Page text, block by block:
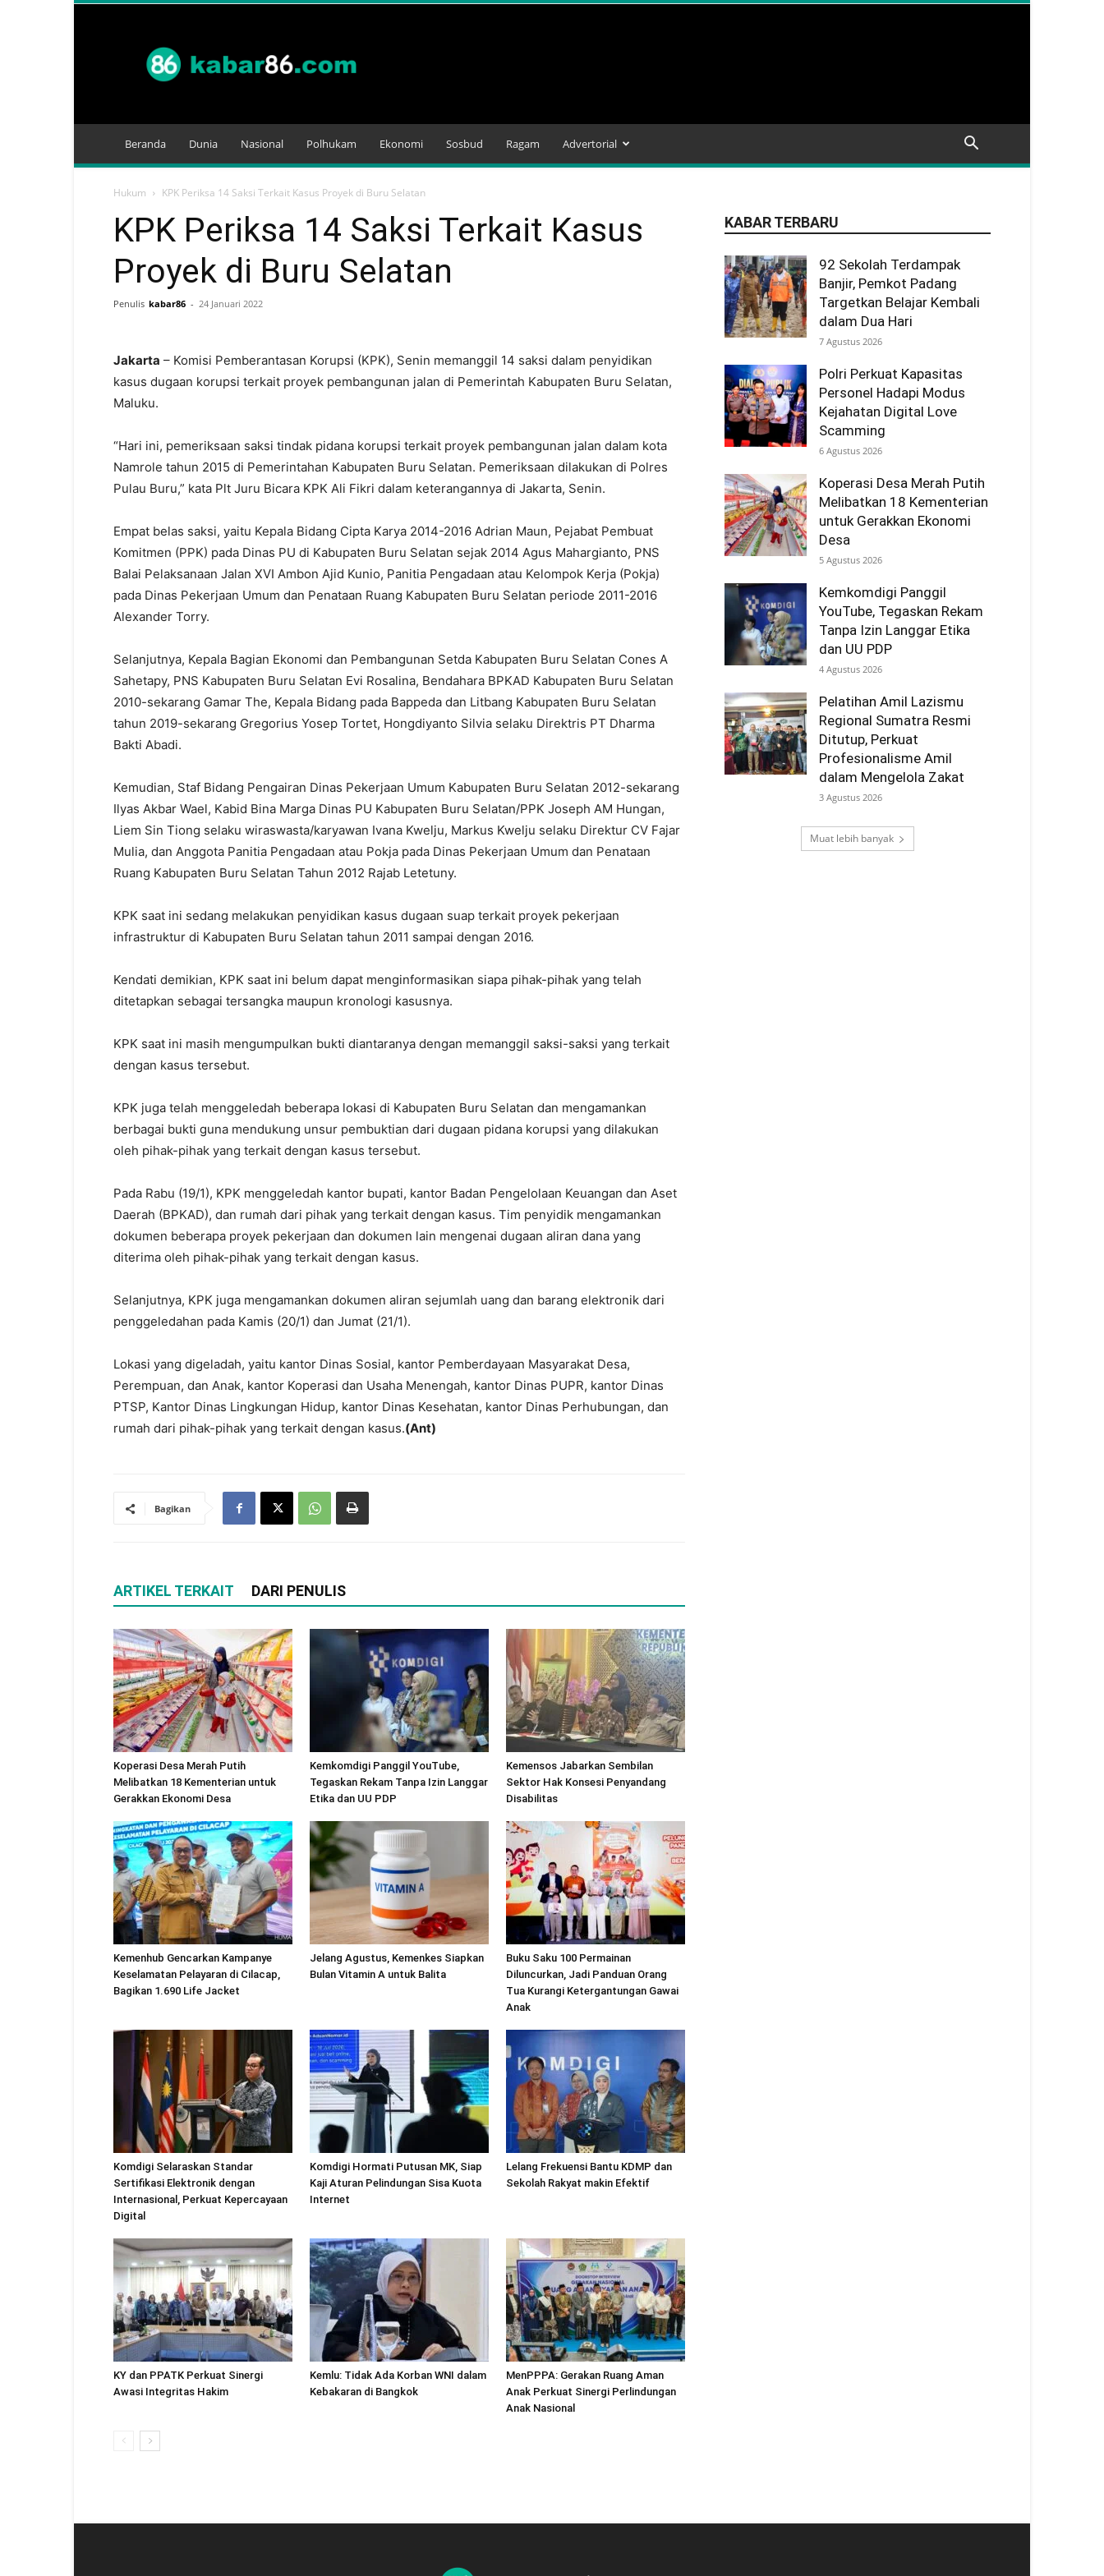
Beranda Dunia Nasional Polhukam Ekonomi Sosbud Ragam Advertorial
Hukum KPK Periksa 14 Saksi Terkait Kasus Proyek di Buru Selatan
KPK Periksa 14 Saksi Terkait Kasus
Proyek di Buru Selatan
Penulis kabar86 - 24 Januari 2022
Jakarta – Komisi Pemberantasan Korupsi (KPK), Senin memanggil 14 saksi dalam penyidikan
kasus dugaan korupsi terkait proyek pembangunan jalan di Pemerintah Kabupaten Buru Selatan,
Maluku.
“Hari ini, pemeriksaan saksi tindak pidana korupsi terkait proyek pembangunan jalan dalam kota
Namrole tahun 2015 di Pemerintahan Kabupaten Buru Selatan. Pemeriksaan dilakukan di Polres
Pulau Buru,” kata Plt Juru Bicara KPK Ali Fikri dalam keterangannya di Jakarta, Senin.
Empat belas saksi, yaitu Kepala Bidang Cipta Karya 2014-2016 Adrian Maun, Pejabat Pembuat
Komitmen (PPK) pada Dinas PU di Kabupaten Buru Selatan sejak 2014 Agus Mahargianto, PNS
Balai Pelaksanaan Jalan XVI Ambon Ajid Kunio, Panitia Pengadaan atau Kelompok Kerja (Pokja)
pada Dinas Pekerjaan Umum dan Penataan Ruang Kabupaten Buru Selatan periode 2011-2016
Alexander Torry.
Selanjutnya, Kepala Bagian Ekonomi dan Pembangunan Setda Kabupaten Buru Selatan Cones A
Sahetapy, PNS Kabupaten Buru Selatan Evi Rosalina, Bendahara BPKAD Kabupaten Buru Selatan
2010-sekarang Gamar The, Kepala Bidang pada Bappeda dan Litbang Kabupaten Buru Selatan
tahun 2019-sekarang Gregorius Yosep Tortet, Hongdiyanto Silvia selaku Direktris PT Dharma
Bakti Abadi.
Kemudian, Staf Bidang Pengairan Dinas Pekerjaan Umum Kabupaten Buru Selatan 2012-sekarang
Ilyas Akbar Wael, Kabid Bina Marga Dinas PU Kabupaten Buru Selatan/PPK Joseph AM Hungan,
Liem Sin Tiong selaku wiraswasta/karyawan Ivana Kwelju, Markus Kwelju selaku Direktur CV Fajar
Mulia, dan Anggota Panitia Pengadaan atau Pokja pada Dinas Pekerjaan Umum dan Penataan
Ruang Kabupaten Buru Selatan Tahun 2012 Rajab Letetuny.
KPK saat ini sedang melakukan penyidikan kasus dugaan suap terkait proyek pekerjaan
infrastruktur di Kabupaten Buru Selatan tahun 2011 sampai dengan 2016.
Kendati demikian, KPK saat ini belum dapat menginformasikan siapa pihak-pihak yang telah
ditetapkan sebagai tersangka maupun kronologi kasusnya.
KPK saat ini masih mengumpulkan bukti diantaranya dengan memanggil saksi-saksi yang terkait
dengan kasus tersebut.
KPK juga telah menggeledah beberapa lokasi di Kabupaten Buru Selatan dan mengamankan
berbagai bukti guna mendukung unsur pembuktian dari dugaan pidana korupsi yang dilakukan
oleh pihak-pihak yang terkait dengan kasus tersebut.
Pada Rabu (19/1), KPK menggeledah kantor bupati, kantor Badan Pengelolaan Keuangan dan Aset
Daerah (BPKAD), dan rumah dari pihak yang terkait dengan kasus. Tim penyidik mengamankan
dokumen beberapa proyek pekerjaan dan dokumen lain mengenai dugaan aliran dana yang
diterima oleh pihak-pihak yang terkait dengan kasus.
Selanjutnya, KPK juga mengamankan dokumen aliran sejumlah uang dan barang elektronik dari
penggeledahan pada Kamis (20/1) dan Jumat (21/1).
Lokasi yang digeladah, yaitu kantor Dinas Sosial, kantor Pemberdayaan Masyarakat Desa,
Perempuan, dan Anak, kantor Koperasi dan Usaha Menengah, kantor Dinas PUPR, kantor Dinas
PTSP, Kantor Dinas Lingkungan Hidup, kantor Dinas Kesehatan, kantor Dinas Perhubungan, dan
rumah dari pihak-pihak yang terkait dengan kasus.(Ant)
Bagikan
ARTIKEL TERKAIT DARI PENULIS
Koperasi Desa Merah Putih
Melibatkan 18 Kementerian untuk
Gerakkan Ekonomi Desa
Kemkomdigi Panggil YouTube,
Tegaskan Rekam Tanpa Izin Langgar
Etika dan UU PDP
Kemensos Jabarkan Sembilan
Sektor Hak Konsesi Penyandang
Disabilitas
Kemenhub Gencarkan Kampanye
Keselamatan Pelayaran di Cilacap,
Bagikan 1.690 Life Jacket
Jelang Agustus, Kemenkes Siapkan
Bulan Vitamin A untuk Balita
Buku Saku 100 Permainan
Diluncurkan, Jadi Panduan Orang
Tua Kurangi Ketergantungan Gawai
Anak
Komdigi Selaraskan Standar
Sertifikasi Elektronik dengan
Internasional, Perkuat Kepercayaan
Digital
Komdigi Hormati Putusan MK, Siap
Kaji Aturan Pelindungan Sisa Kuota
Internet
Lelang Frekuensi Bantu KDMP dan
Sekolah Rakyat makin Efektif
KY dan PPATK Perkuat Sinergi
Awasi Integritas Hakim
Kemlu: Tidak Ada Korban WNI dalam
Kebakaran di Bangkok
MenPPPA: Gerakan Ruang Aman
Anak Perkuat Sinergi Perlindungan
Anak Nasional
KABAR TERBARU
92 Sekolah Terdampak
Banjir, Pemkot Padang
Targetkan Belajar Kembali
dalam Dua Hari
7 Agustus 2026
Polri Perkuat Kapasitas
Personel Hadapi Modus
Kejahatan Digital Love
Scamming
6 Agustus 2026
Koperasi Desa Merah Putih
Melibatkan 18 Kementerian
untuk Gerakkan Ekonomi
Desa
5 Agustus 2026
Kemkomdigi Panggil
YouTube, Tegaskan Rekam
Tanpa Izin Langgar Etika
dan UU PDP
4 Agustus 2026
Pelatihan Amil Lazismu
Regional Sumatra Resmi
Ditutup, Perkuat
Profesionalisme Amil
dalam Mengelola Zakat
3 Agustus 2026
Muat lebih banyak